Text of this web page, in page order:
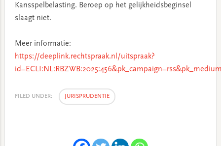
Kansspelbelasting. Beroep op het gelijkheidsbeginsel
slaagt niet.
Meer informatie:
https://deeplink.rechtspraak.nl/uitspraak?
FILED UNDER: JURISPRUDENTIE